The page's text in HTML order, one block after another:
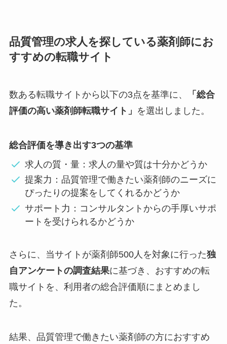
品質管理の求人を探している薬剤師にお
すすめの転職サイト
数ある転職サイトから以下の3点を基準に、
「総合
評価の高い薬剤師転職サイト」 を選出しました。
総合評価を導き出す3つの基準
求人の質・量：求人の量や質は十分かどうか
提案力：品質管理で働きたい薬剤師のニーズに
ぴったりの提案をしてくれるかどうか
サポート力：コンサルタントからの手厚いサポ
ートを受けられるかどうか
さらに、当サイトが薬剤師500人を対象に行った独
自アンケートの調査結果に基づき、おすすめの転
職サイトを、利用者の総合評価順にまとめまし
た。
結果、品質管理で働きたい薬剤師の方におすすめ